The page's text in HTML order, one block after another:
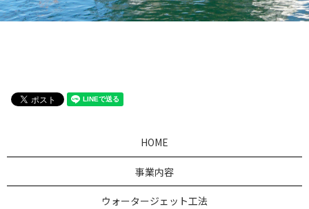
HOME
事業内容
ウォータージェット工法